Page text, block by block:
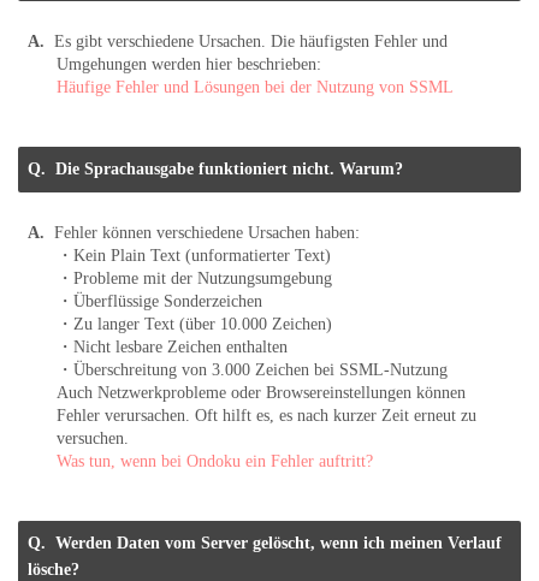
Es gibt verschiedene Ursachen. Die häufigsten Fehler und
Umgehungen werden hier beschrieben:
Häufige Fehler und Lösungen bei der Nutzung von SSML
Die Sprachausgabe funktioniert nicht. Warum?
Fehler können verschiedene Ursachen haben:
・Kein Plain Text (unformatierter Text)
・Probleme mit der Nutzungsumgebung
・Überflüssige Sonderzeichen
・Zu langer Text (über 10.000 Zeichen)
・Nicht lesbare Zeichen enthalten
・Überschreitung von 3.000 Zeichen bei SSML-Nutzung
Auch Netzwerkprobleme oder Browsereinstellungen können
Fehler verursachen. Oft hilft es, es nach kurzer Zeit erneut zu
versuchen.
Was tun, wenn bei Ondoku ein Fehler auftritt?
Werden Daten vom Server gelöscht, wenn ich meinen Verlauf
lösche?